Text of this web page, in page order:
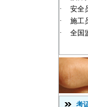
·
安全
·
施工
·
全国
考